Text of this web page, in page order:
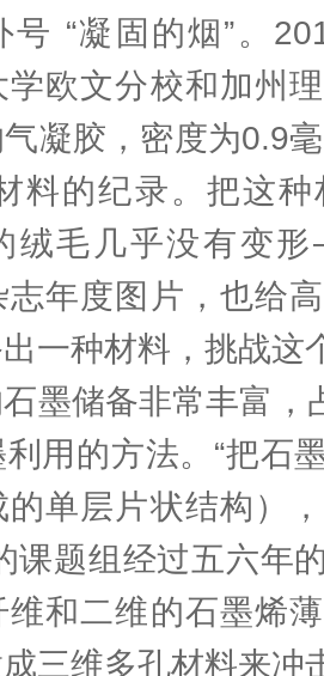
号 “凝固的烟”。
学欧文分校和加州
凝胶，密度为0.9
料的纪录。把这
绒毛几乎没有变
志年度图片，也给
一种材料，挑战这
墨储备非常丰富，
用的方法。“把石
单层片状结构）
课题组经过五六年
维和二维的石墨烯
三维多孔材料来冲